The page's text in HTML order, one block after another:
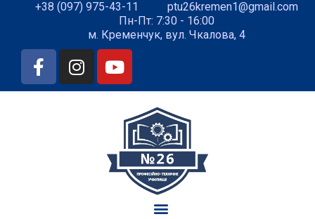
+38 (097) 975-43-11
ptu26kremen1@gmail.com
Пн-Пт: 7:30 - 16:00
м. Кременчук, вул. Чкалова, 4